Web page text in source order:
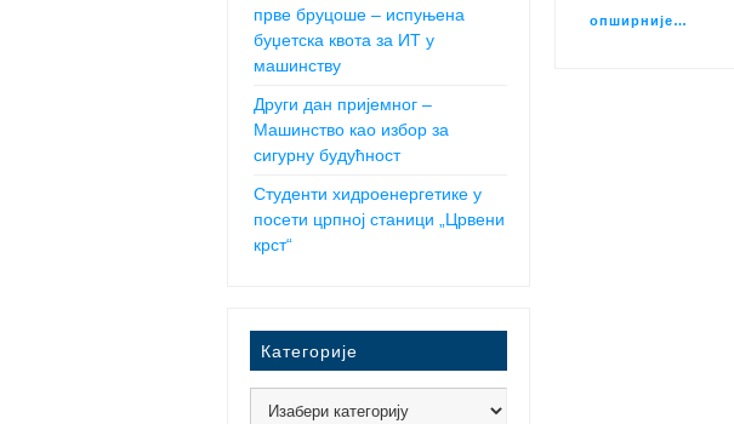
опширније…
прве бруцоше – испуњена
буџетска квота за ИТ у
машинству
Други дан пријемног –
Машинство као избор за
сигурну будућност
Студенти хидроенергетике у
посети црпној станици „Црвени
крст“
Категорије